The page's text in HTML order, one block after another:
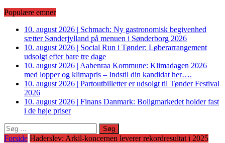
Populære emner
10. august 2026 | Schmach: Ny gastronomisk begivenhed
sætter Sønderjylland på menuen i Sønderborg 2026
10. august 2026 | Social Run i Tønder: Løberarrangement
udsolgt efter bare tre dage
10. august 2026 | Aabenraa Kommune: Klimadagen 2026
med lopper og klimapris – Indstil din kandidat her….
10. august 2026 | Partoutbilletter er udsolgt til Tønder Festival
2026
10. august 2026 | Finans Danmark: Boligmarkedet holder fast
i de høje priser
Søg
efter:
Forside Haderslev: Arkil-koncernen leverer rekordresultat i 2025